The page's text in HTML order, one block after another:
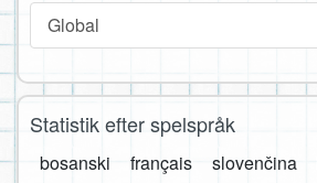
Global
Statistik efter spelspråk
bosanski français slovenčina